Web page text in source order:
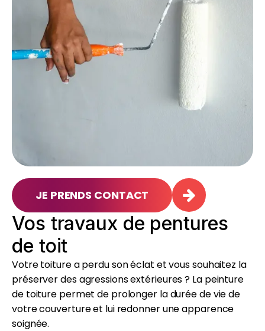
Vos travaux de pentures
de toit
JE PRENDS CONTACT
Votre toiture a perdu son éclat et vous souhaitez la
préserver des agressions extérieures ? La peinture
de toiture permet de prolonger la durée de vie de
votre couverture et lui redonner une apparence
soignée.